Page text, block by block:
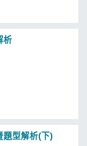
析
題型解析(下)